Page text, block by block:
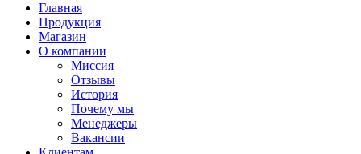
Главная
Продукция
Магазин
О компании
Миссия
Отзывы
История
Почему мы
Менеджеры
Вакансии